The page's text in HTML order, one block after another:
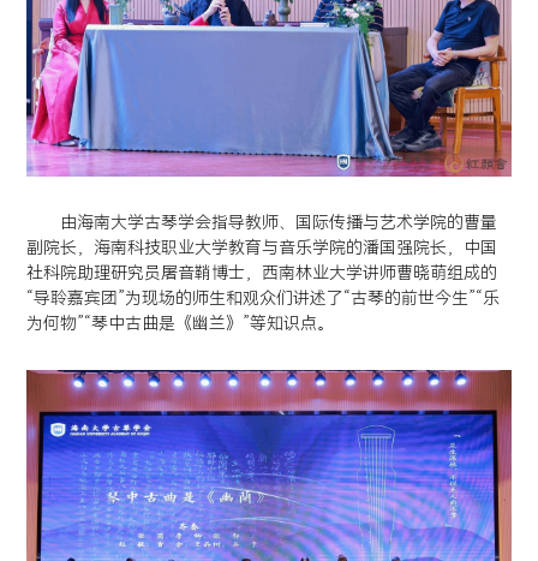
由海南大学古琴学会指导教师、国际传播与艺术学院的曹量
副院长，海南科技职业大学教育与音乐学院的潘国强院长，中国
社科院助理研究员屠音鞘博士，西南林业大学讲师曹晓萌组成的
“导聆嘉宾团”为现场的师生和观众们讲述了“古琴的前世今生”“乐
为何物”“琴中古曲是《幽兰》”等知识点。